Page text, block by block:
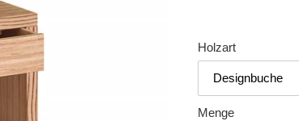
Holzart
Menge